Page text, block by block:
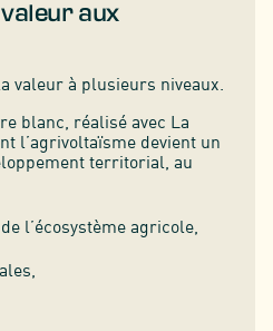
aux
valeur à plusieurs niveaux.
blanc, réalisé avec La
l’agrivoltaïsme devient un
territorial, au
l’écosystème agricole,